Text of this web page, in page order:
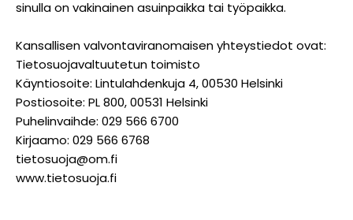
sinulla on vakinainen asuinpaikka tai työpaikka.
Kansallisen valvontaviranomaisen yhteystiedot ovat:
Tietosuojavaltuutetun toimisto
Käyntiosoite: Lintulahdenkuja 4, 00530 Helsinki
Postiosoite: PL 800, 00531 Helsinki
Puhelinvaihde: 029 566 6700
Kirjaamo: 029 566 6768
tietosuoja@om.fi
www.tietosuoja.fi